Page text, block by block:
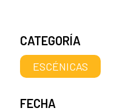
CATEGORÍA
ESCÉNICAS
FECHA